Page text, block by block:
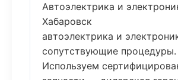
Автоэлектрика и
Хабаровск
автоэлектрика и
сопутствующие процедуры.
Используем